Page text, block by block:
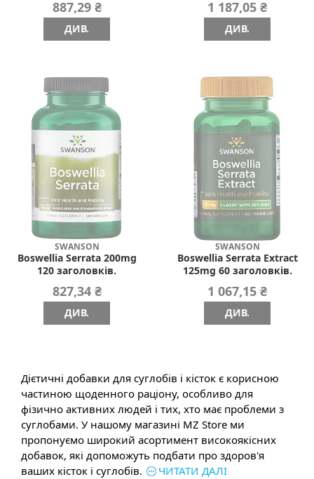
887,29 ₴
ДИВ.
1 187,05 ₴
ДИВ.
SWANSON
Boswellia Serrata 200mg
120 заголовків.
827,34 ₴
ДИВ.
SWANSON
Boswellia Serrata Extract
125mg 60 заголовків.
1 067,15 ₴
ДИВ.
Дієтичні добавки для суглобів і кісток є корисною
частиною щоденного раціону, особливо для
фізично активних людей і тих, хто має проблеми з
суглобами. У нашому магазині MZ Store ми
пропонуємо широкий асортимент високоякісних
добавок, які допоможуть подбати про здоров'я
ваших кісток і суглобів.
ЧИТАТИ ДАЛІ